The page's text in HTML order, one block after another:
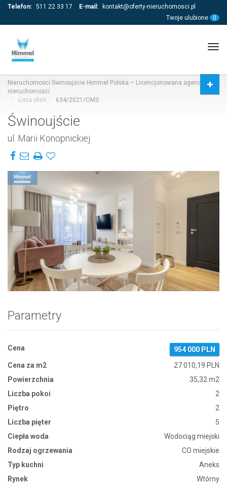
Telefon: 511 22 33 17 E-mail:
kontakt@oferty-nieruchomosci.pl
Twoje ulubione
0
Nieruchomości Świnoujście Himmel Polska – Licencjonowana agencja
nieruchomości
Lista ofert
634/2021/OMS
Świnoujście
ul. Marii Konopnickiej
Zdjęcie 1
Parametry
Cena
954 000 PLN
Cena za m2
27 010,19 PLN
Powierzchnia
35,32 m2
Liczba pokoi
2
Piętro
2
Liczba pięter
5
Ciepła woda
Wodociąg miejski
Rodzaj ogrzewania
CO miejskie
Typ kuchni
Aneks
Rynek
Wtórny